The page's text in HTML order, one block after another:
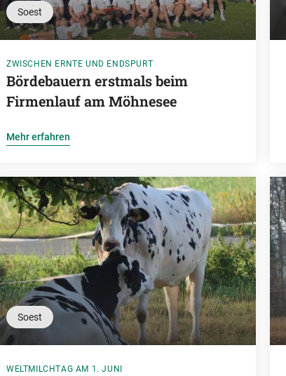
Soest
ZWISCHEN ERNTE UND ENDSPURT
Bördebauern erstmals beim
Firmenlauf am Möhnesee
Mehr erfahren
Soest
WELTMILCHTAG AM 1. JUNI